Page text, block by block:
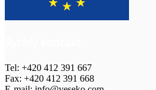
Tel: +420 412 391 667
Fax: +420 412 391 668